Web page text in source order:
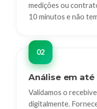
medições ou
10 minutos e não
Análise em até
Validamos o
digitalmente.